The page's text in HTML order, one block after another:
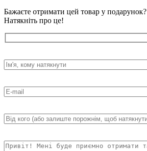
Бажаєте отримати цей товар у подарунок?
Натякніть про це!